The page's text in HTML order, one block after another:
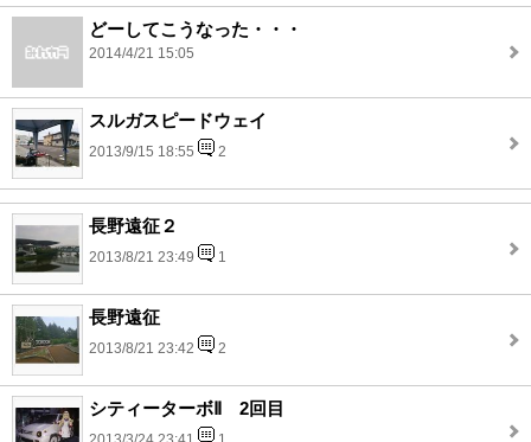
どーしてこうなった・・・
2014/4/21 15:05
スルガスピードウェイ
2013/9/15 18:55 2
長野遠征２
2013/8/21 23:49 1
長野遠征
2013/8/21 23:42 2
シティーターボⅡ 2回目